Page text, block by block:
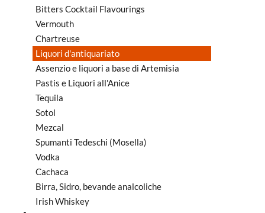
Bitters Cocktail Flavourings
Vermouth
Chartreuse
Liquori d'antiquariato
Assenzio e liquori a base di Artemisia
Pastis e Liquori all'Anice
Tequila
Sotol
Mezcal
Spumanti Tedeschi (Mosella)
Vodka
Cachaca
Birra, Sidro, bevande analcoliche
Irish Whiskey